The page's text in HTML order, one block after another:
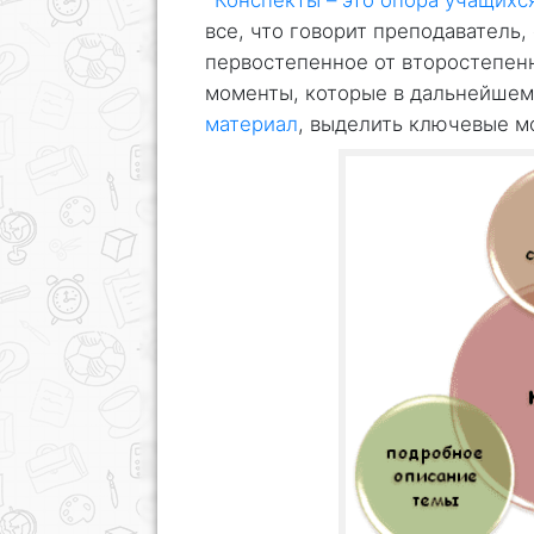
все, что говорит
первостепенное от
моменты, которые в
материал, выделить ключевые